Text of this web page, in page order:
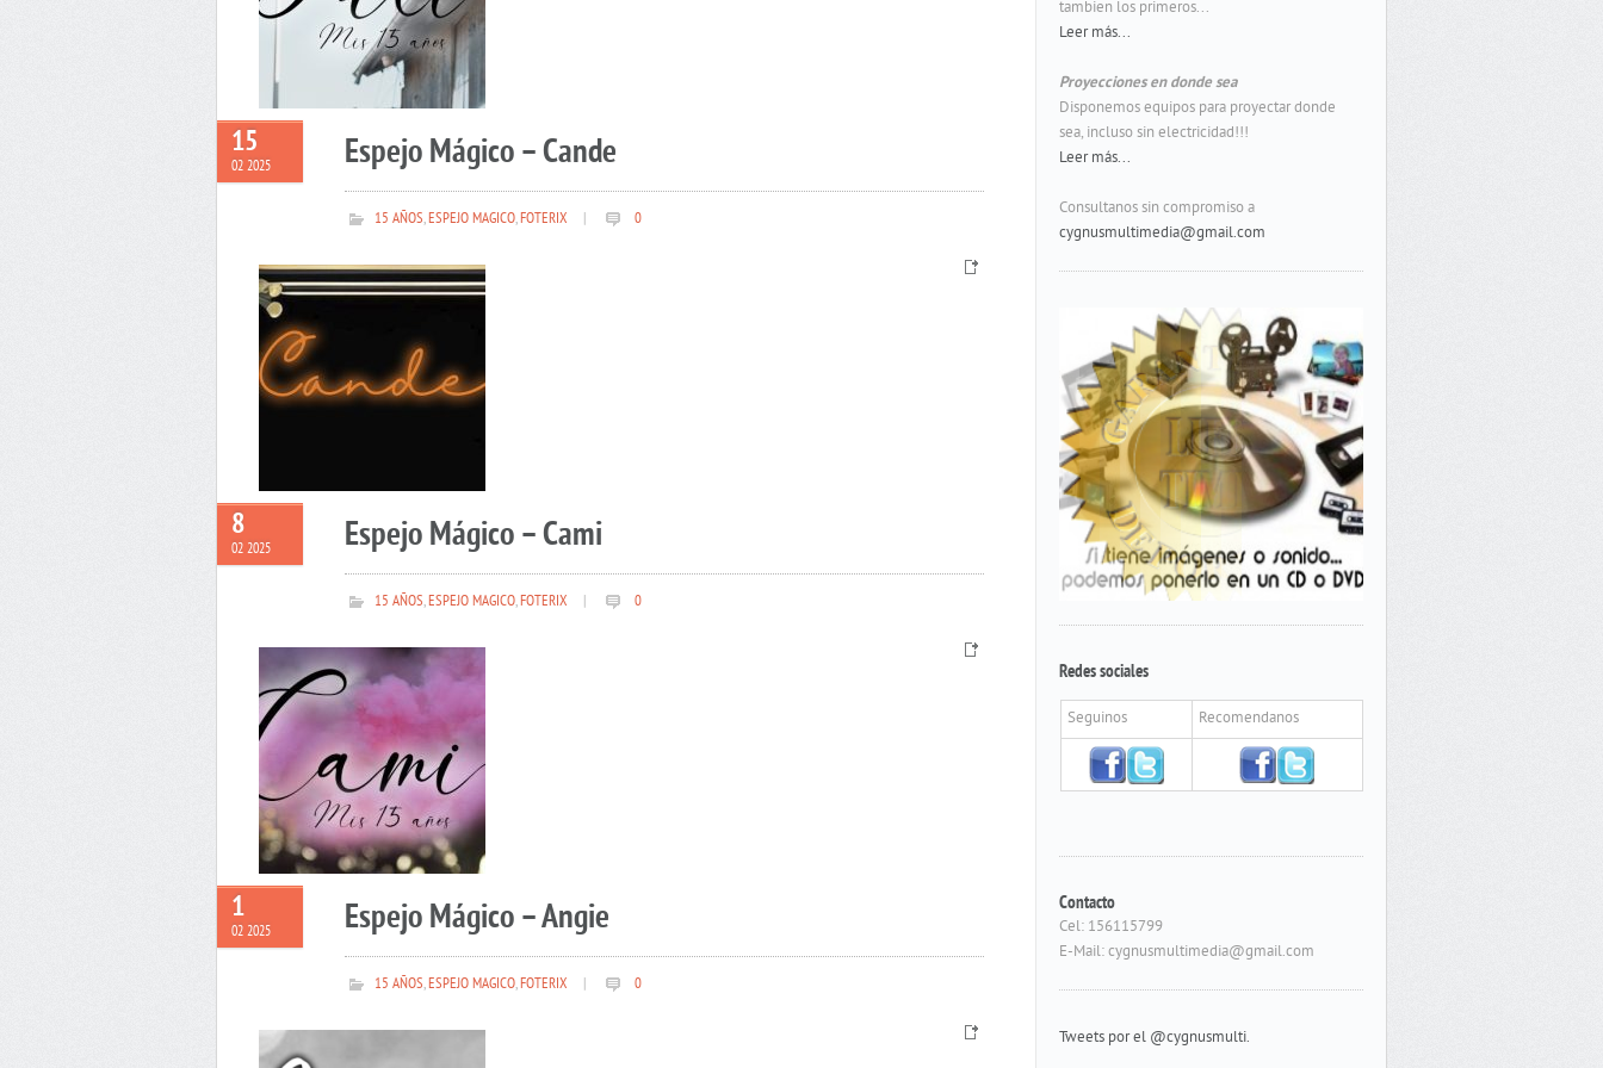
15
02 2025 Espejo Mágico – Cande
15 AÑOS,ESPEJO MAGICO,FOTERIX 0
8
02 2025 Espejo Mágico – Cami
15 AÑOS,ESPEJO MAGICO,FOTERIX 0
1
02 2025 Espejo Mágico – Angie
15 AÑOS,ESPEJO MAGICO,FOTERIX 0
tambien los primeros...
Leer más...
Proyecciones en donde sea
Disponemos equipos para proyectar donde
sea, incluso sin electricidad!!!
Leer más...
Consultanos sin compromiso a
cygnusmultimedia@gmail.com
Redes sociales
Seguinos
Contacto
E-Mail: cygnusmultimedia@gmail.com
Tweets por el @cygnusmulti.